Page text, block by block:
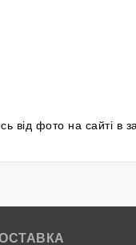
від фото на сайті в